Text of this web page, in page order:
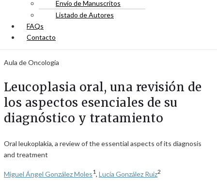
Envío de Manuscritos
Listado de Autores
FAQs
Contacto
Aula de Oncología
Leucoplasia oral, una revisión de
los aspectos esenciales de su
diagnóstico y tratamiento
Oral leukoplakia, a review of the essential aspects of its diagnosis
and treatment
Miguel Ángel González Moles1, Lucía González Ruiz2